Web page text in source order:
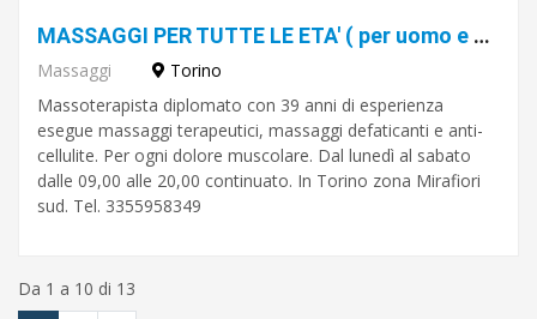
MASSAGGI PER TUTTE LE ETA' ( per uomo e donna)
Massaggi
Torino
Massoterapista diplomato con 39 anni di esperienza
esegue massaggi terapeutici, massaggi defaticanti e anti-
cellulite. Per ogni dolore muscolare. Dal lunedì al sabato
dalle 09,00 alle 20,00 continuato. In Torino zona Mirafiori
sud. Tel. 3355958349
Da 1 a 10 di 13